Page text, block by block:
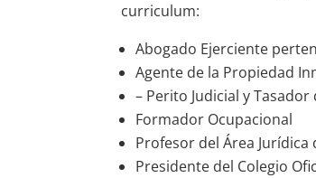
curriculum:
Abogado Ejerciente
Agente de la Propiedad
– Perito Judicial y
Formador Ocupacional
Profesor del Área
Presidente del Colegio